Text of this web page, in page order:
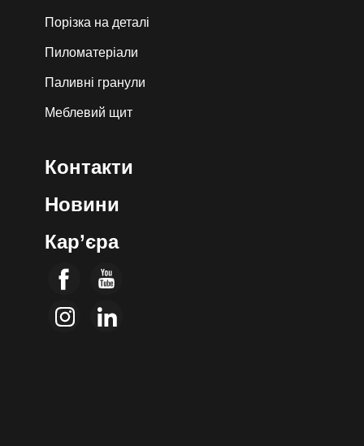
Порізка на деталі
Пиломатеріали
Паливні гранули
Меблевий щит
Контакти
Новини
Кар’єра